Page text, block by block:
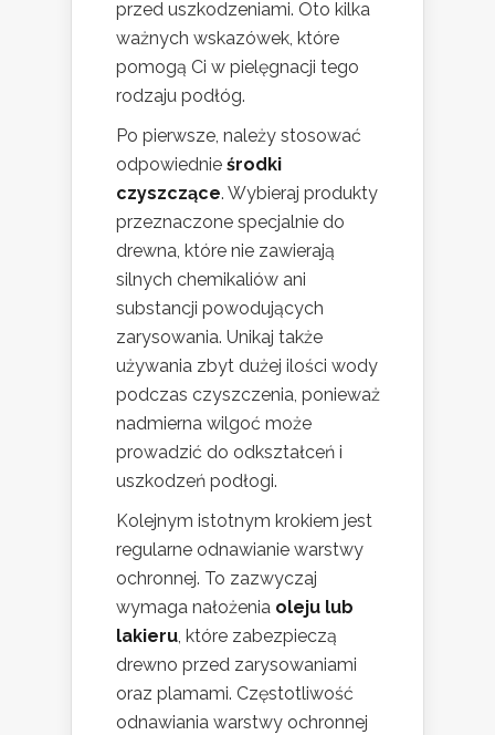
przed uszkodzeniami. Oto kilka
ważnych wskazówek, które
pomogą Ci w pielęgnacji tego
rodzaju podłóg.
Po pierwsze, należy stosować
odpowiednie środki
czyszczące. Wybieraj produkty
przeznaczone specjalnie do
drewna, które nie zawierają
silnych chemikaliów ani
substancji powodujących
zarysowania. Unikaj także
używania zbyt dużej ilości wody
podczas czyszczenia, ponieważ
nadmierna wilgoć może
prowadzić do odkształceń i
uszkodzeń podłogi.
Kolejnym istotnym krokiem jest
regularne odnawianie warstwy
ochronnej. To zazwyczaj
wymaga nałożenia oleju lub
lakieru, które zabezpieczą
drewno przed zarysowaniami
oraz plamami. Częstotliwość
odnawiania warstwy ochronnej